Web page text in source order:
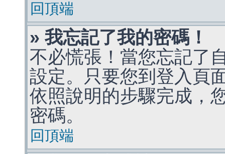
回頂端
» 我忘記了我的密碼！
不必慌張！當您忘記了
設定。只要您到登入頁
依照說明的步驟完成，
密碼。
回頂端